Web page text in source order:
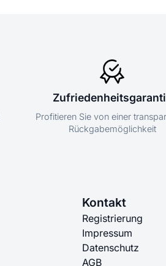
Profitieren Sie von einer
Rückgabemöglichkeit
Kontakt
Registrierung
Impressum
Datenschutz
AGB